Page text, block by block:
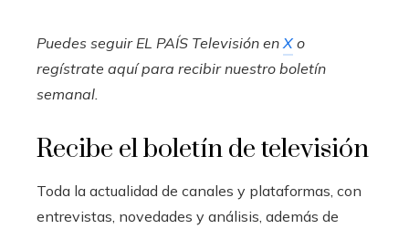
Puedes seguir EL PAÍS Televisión en X o
regístrate aquí para recibirnuestro boletín
semanal
Recibe el boletín de televisión
Toda la actualidad de canales y plataformas, con
entrevistas, novedades y análisis, además de